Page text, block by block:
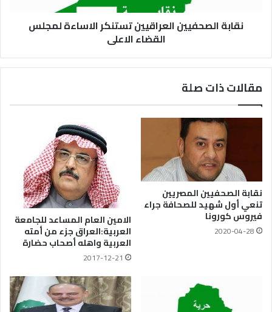
نقابة الصحفيين العراقيين تستنكر الاساءة لمجلس
القضاء الاعلى
مقالات ذات صلة
نقابة الصحفيين المصريين
تنعي أول شهيد للصحافة جراء
فيروس كورونا
2020-04-28
الامين العام المساعد للجامعة
العربية:العراق جزء من أمته
العربية واهله أصحاب حضارة
2017-12-21